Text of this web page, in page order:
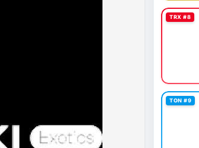
TRX #8
TON #9